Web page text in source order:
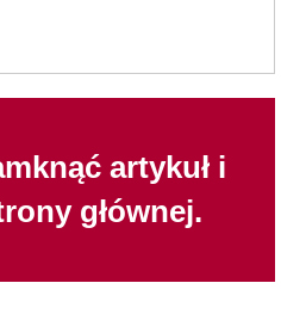
artykuł i
głównej.